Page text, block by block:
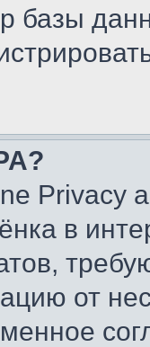
базы
Privacy
в
от